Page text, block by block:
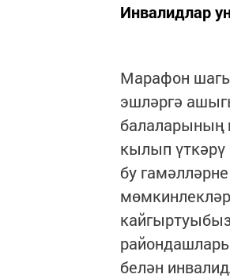
Инвалидлар
Марафон
эшләргә
балаларының
кылып
бу
белән